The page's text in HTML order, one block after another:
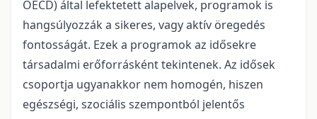
OECD) által lefektetett alapelvek, programok is
hangsúlyozzák a sikeres, vagy aktív öregedés
fontosságát. Ezek a programok az idősekre
társadalmi erőforrásként tekintenek. Az idősek
csoportja ugyanakkor nem homogén, hiszen
egészségi, szociális szempontból jelentős